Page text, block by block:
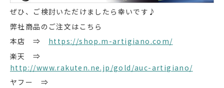
ぜひ、ご検討いただけましたら幸いです♪
弊社商品のご注文はこちら
本店 ⇒ https://shop.m-artigiano.com/
楽天 ⇒
http://www.rakuten.ne.jp/gold/auc-artigiano/
ヤフー ⇒